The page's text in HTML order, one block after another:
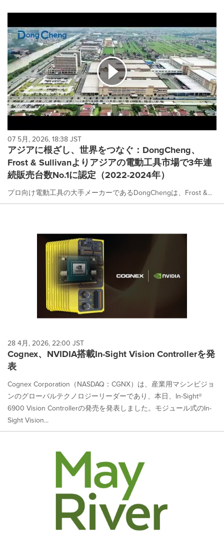
07 5月, 2026, 18:38 JST
アジアに根ざし、世界をつなぐ：DongCheng、
Frost & Sullivanよりアジアの電動工具市場で3年連
続販売台数No.1に認定（2022-2024年）
プロ向け電動工具の大手メーカーであるDongChengは、Frost &...
28 4月, 2026, 22:00 JST
Cognex、NVIDIA搭載In-Sight Vision Controllerを発
表
Cognex Corporation（NASDAQ：CGNX）は、産業用マシンビジョ
ンのグローバルテクノロジーリーダーであり、本日、In-Sight®
6900 Vision Controllerの発売を発表しました。モジュール式のIn-
Sight Vision...